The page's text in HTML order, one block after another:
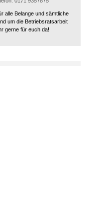
alle Belange und sämtliche
um die Betriebsratsarbeit
gerne für euch da!